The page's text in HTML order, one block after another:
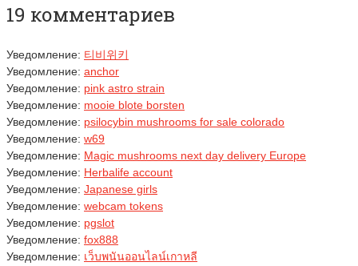
19 комментариев
Уведомление: 티비위키
Уведомление: anchor
Уведомление: pink astro strain
Уведомление: mooie blote borsten
Уведомление: psilocybin mushrooms for sale colorado​
Уведомление: w69
Уведомление: Magic mushrooms next day delivery Europe
Уведомление: Herbalife account
Уведомление: Japanese girls
Уведомление: webcam tokens
Уведомление: pgslot
Уведомление: fox888
Уведомление: เว็บพนันออนไลน์เกาหลี